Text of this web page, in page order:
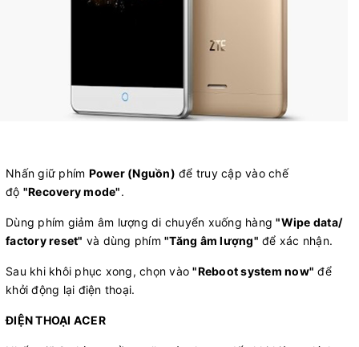
Nhấn giữ phím Power (Nguồn) để truy cập vào chế
độ "Recovery mode".
Dùng phím giảm âm lượng di chuyển xuống hàng"Wipe data/
factory reset" và dùng phím "Tăng âm lượng" để xác nhận.
Sau khi khôi phục xong, chọn vào"Reboot system now" để
khởi động lại điện thoại.
ĐIỆN THOẠI ACER